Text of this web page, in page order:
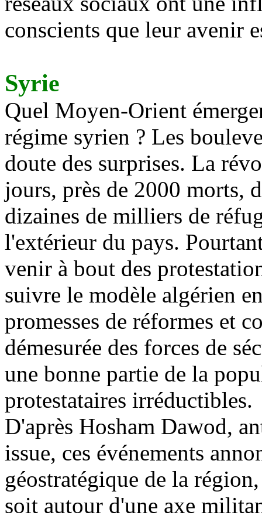
conscients que leur avenir
Syrie
Quel Moyen-Orient
régime syrien ? Les
doute des surprises. La
jours, près de 2000 morts,
dizaines de milliers de
l'extérieur du pays.
venir à bout des
suivre le modèle algérien
promesses de réformes et
démesurée des forces de
une bonne partie de la
protestataires irréductibles.
D'après Hosham Dawod,
issue, ces événements
géostratégique de la
soit autour d'une axe